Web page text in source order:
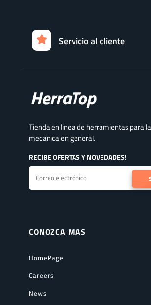
Servicio al cliente
Tienda en linea de herramientas para
mecánica en general.
RECIBE OFERTAS Y NOVEDADES!
CONOZCA MAS
HomePage
Careers
News